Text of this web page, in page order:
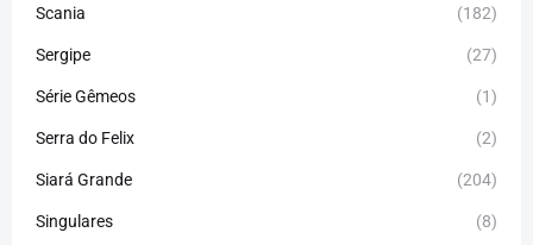
Scania (182)
Sergipe (27)
Série Gêmeos (1)
Serra do Felix (2)
Siará Grande (204)
Singulares (8)